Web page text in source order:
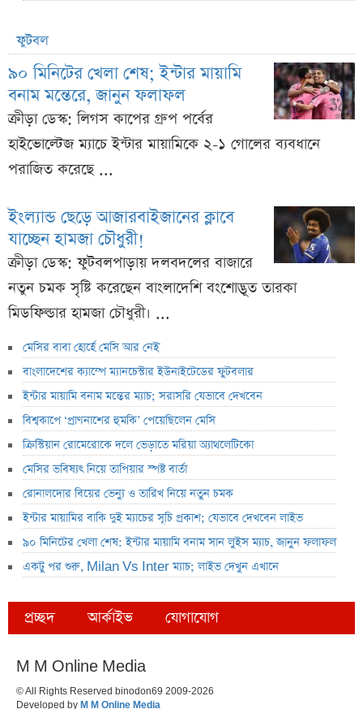
ফুটবল
৯০ মিনিটের খেলা শেষ; ইন্টার মায়ামি
বনাম মন্তেরে, জানুন ফলাফল
ক্রীড়া ডেস্ক: লিগস কাপের গ্রুপ পর্বের
হাইভোল্টেজ ম্যাচে ইন্টার মায়ামিকে ২-১ গোলের ব্যবধানে
পরাজিত করেছে ...
ইংল্যান্ড ছেড়ে আজারবাইজানের ক্লাবে
যাচ্ছেন হামজা চৌধুরী!
ক্রীড়া ডেস্ক: ফুটবলপাড়ায় দলবদলের বাজারে
নতুন চমক সৃষ্টি করেছেন বাংলাদেশি বংশোদ্ভূত তারকা
মিডফিল্ডার হামজা চৌধুরী। ...
মেসির বাবা হোর্হে মেসি আর নেই
বাংলাদেশের ক্যাম্পে ম্যানচেস্টার ইউনাইটেডের ফুটবলার
ইন্টার মায়ামি বনাম মন্তের ম্যাচ; সরাসরি যেভাবে দেখবেন
বিশ্বকাপে ‘প্রাণনাশের হুমকি’ পেয়েছিলেন মেসি
ক্রিস্টিয়ান রোমেরোকে দলে ভেড়াতে মরিয়া অ্যাথলেটিকো
মেসির ভবিষ্যৎ নিয়ে তাপিয়ার স্পষ্ট বার্তা
রোনালদোর বিয়ের ভেন্যু ও তারিখ নিয়ে নতুন চমক
ইন্টার মায়ামির বাকি দুই ম্যাচের সূচি প্রকাশ; যেভাবে দেখবেন লাইভ
৯০ মিনিটের খেলা শেষ: ইন্টার মায়ামি বনাম সান লুইস ম্যাচ, জানুন ফলাফল
একটু পর শুরু, Milan Vs Inter ম্যাচ; লাইভ দেখুন এখানে
প্রচ্ছদ আর্কাইভ যোগাযোগ
M M Online Media
© All Rights Reserved binodon69 2009-2026
Developed by M M Online Media